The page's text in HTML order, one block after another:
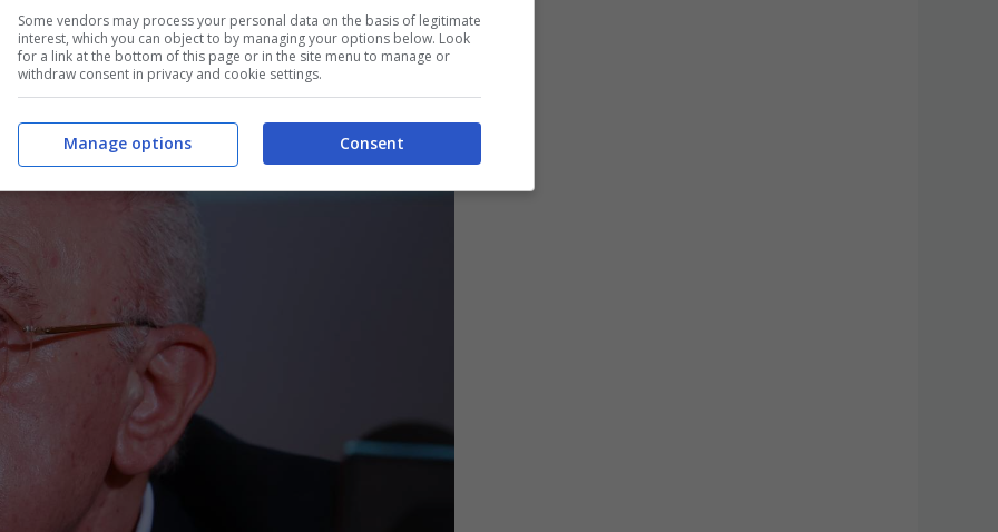
Some vendors may process your personal data on the basis of legitimate
interest, which you can object to by managing your options below. Look
for a link at the bottom of this page or in the site menu to manage or
withdraw consent in privacy and cookie settings.
Consent
Manage options